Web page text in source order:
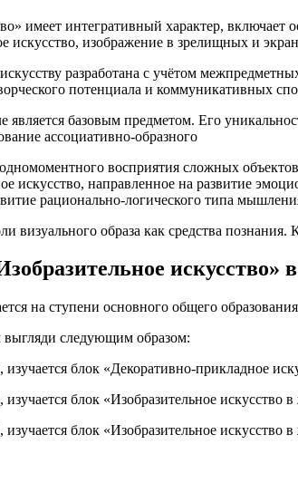
имеет интегративный характер,
искусство, изображение в зрелищных и
разработана с учётом
потенциала и коммуникативных
является базовым предметом. Его
ассоциативно-образного
восприятия сложных
искусство, направленное на развитие
рационально-логического типа
визуального образа как средства
искусство»
на ступени основного общего
выгляди следующим образом:
блок «Декоративно-прикладное
блок «Изобразительное
блок «Изобразительное